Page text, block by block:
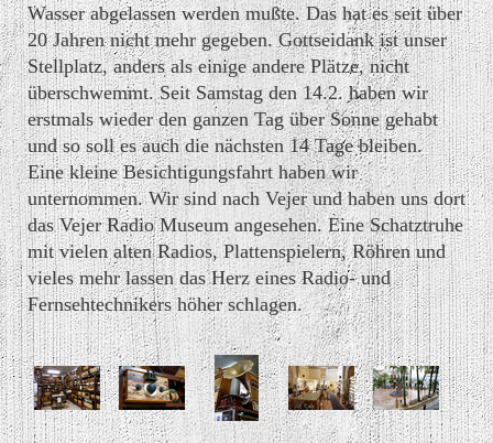
Wasser abgelassen werden mußte. Das hat es seit über
20 Jahren nicht mehr gegeben. Gottseidank ist unser
Stellplatz, anders als einige andere Plätze, nicht
überschwemmt. Seit Samstag den 14.2. haben wir
erstmals wieder den ganzen Tag über Sonne gehabt
und so soll es auch die nächsten 14 Tage bleiben.
Eine kleine Besichtigungsfahrt haben wir
unternommen. Wir sind nach Vejer und haben uns dort
das Vejer Radio Museum angesehen. Eine Schatztruhe
mit vielen alten Radios, Plattenspielern, Röhren und
vieles mehr lassen das Herz eines Radio- und
Fernsehtechnikers höher schlagen.